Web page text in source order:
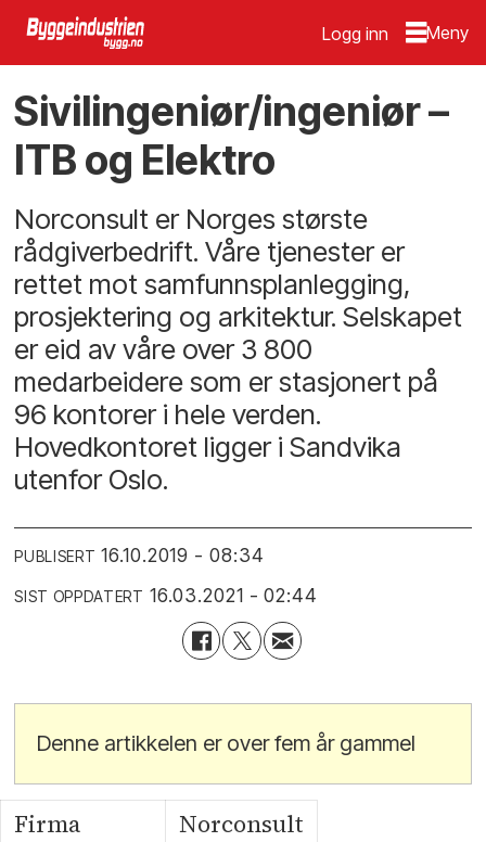
Logg inn
Sivilingeniør/ingeniør –
ITB og Elektro
Norconsult er Norges største
rådgiverbedrift. Våre tjenester er
rettet mot samfunnsplanlegging,
prosjektering og arkitektur. Selskapet
er eid av våre over 3 800
medarbeidere som er stasjonert på
96 kontorer i hele verden.
Hovedkontoret ligger i Sandvika
utenfor Oslo.
PUBLISERT 16.10.2019 - 08:34
SIST OPPDATERT 16.03.2021 - 02:44
Denne artikkelen er over fem år gammel
Firma
Norconsult